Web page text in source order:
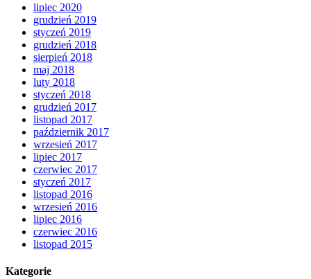
lipiec 2020
grudzień 2019
styczeń 2019
grudzień 2018
sierpień 2018
maj 2018
luty 2018
styczeń 2018
grudzień 2017
listopad 2017
październik 2017
wrzesień 2017
lipiec 2017
czerwiec 2017
styczeń 2017
listopad 2016
wrzesień 2016
lipiec 2016
czerwiec 2016
listopad 2015
Kategorie